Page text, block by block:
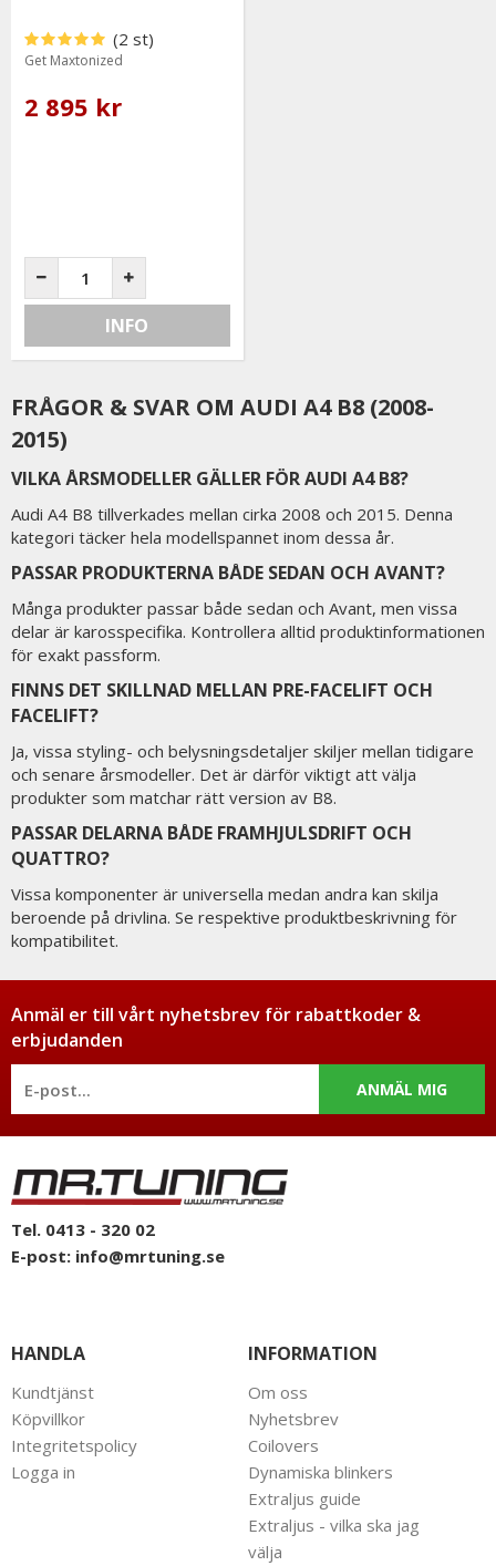
(2 st)
Get Maxtonized
2 895 kr
INFO
FRÅGOR & SVAR OM AUDI A4 B8 (2008-
2015)
VILKA ÅRSMODELLER GÄLLER FÖR AUDI A4 B8?
Audi A4 B8 tillverkades mellan cirka 2008 och 2015. Denna
kategori täcker hela modellspannet inom dessa år.
PASSAR PRODUKTERNA BÅDE SEDAN OCH AVANT?
Många produkter passar både sedan och Avant, men vissa
delar är karosspecifika. Kontrollera alltid produktinformationen
för exakt passform.
FINNS DET SKILLNAD MELLAN PRE-FACELIFT OCH
FACELIFT?
Ja, vissa styling- och belysningsdetaljer skiljer mellan tidigare
och senare årsmodeller. Det är därför viktigt att välja
produkter som matchar rätt version av B8.
PASSAR DELARNA BÅDE FRAMHJULSDRIFT OCH
QUATTRO?
Vissa komponenter är universella medan andra kan skilja
beroende på drivlina. Se respektive produktbeskrivning för
kompatibilitet.
Anmäl er till vårt nyhetsbrev för rabattkoder &
erbjudanden
ANMÄL MIG
Tel. 0413 - 320 02
E-post: info@mrtuning.se
HANDLA
Kundtjänst
Köpvillkor
Integritetspolicy
Logga in
INFORMATION
Om oss
Nyhetsbrev
Coilovers
Dynamiska blinkers
Extraljus guide
Extraljus - vilka ska jag
välja